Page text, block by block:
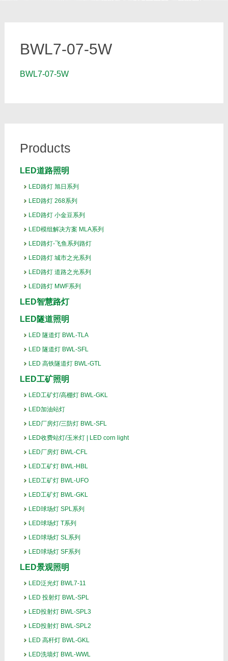
BWL7-07-5W
BWL7-07-5W
Products
LED道路照明
LED路灯 旭日系列
LED路灯 268系列
LED路灯 小金豆系列
LED模组解决方案 MLA系列
LED路灯-飞鱼系列路灯
LED路灯 城市之光系列
LED路灯 道路之光系列
LED路灯 MWF系列
LED智慧路灯
LED隧道照明
LED 隧道灯 BWL-TLA
LED 隧道灯 BWL-SFL
LED 高铁隧道灯 BWL-GTL
LED工矿照明
LED工矿灯/高棚灯 BWL-GKL
LED加油站灯
LED厂房灯/三防灯 BWL-SFL
LED收费站灯/玉米灯 | LED corn light
LED厂房灯 BWL-CFL
LED工矿灯 BWL-HBL
LED工矿灯 BWL-UFO
LED工矿灯 BWL-GKL
LED球场灯 SPL系列
LED球场灯 T系列
LED球场灯 SL系列
LED球场灯 SF系列
LED景观照明
LED泛光灯 BWL7-11
LED 投射灯 BWL-SPL
LED投射灯 BWL-SPL3
LED投射灯 BWL-SPL2
LED 高杆灯 BWL-GKL
LED洗墙灯 BWL-WWL